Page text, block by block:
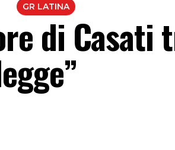
GR LATINA
di Casati